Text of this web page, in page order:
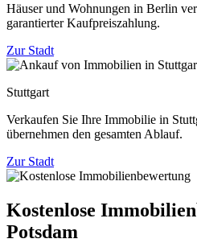
Häuser und Wohnungen in Berlin
garantierter Kaufpreiszahlung.
Zur Stadt
Stuttgart
Verkaufen Sie Ihre Immobilie in
übernehmen den gesamten Ablauf.
Zur Stadt
Kostenlose
Potsdam